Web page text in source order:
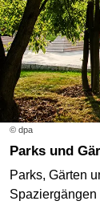
© dpa
Parks und
Parks, Gärten
Spaziergängen